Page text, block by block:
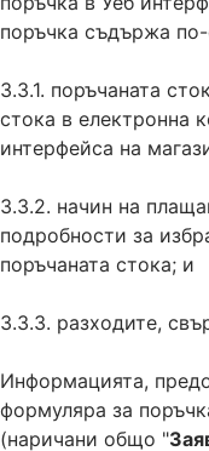
поръчка съдържа
3.3.1. поръчаната
стока в електронна
интерфейса на
3.3.2. начин на
подробности за
поръчаната стока; и
3.3.3. разходите,
Информацията,
формуляра за
(наричани общо "